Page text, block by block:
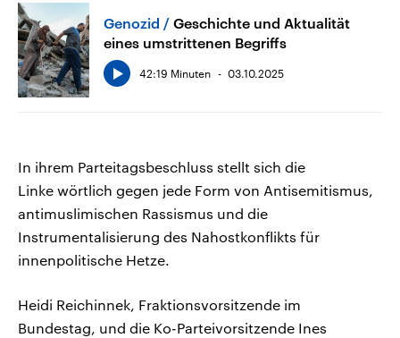
Genozid
Geschichte und Aktualität
eines umstrittenen Begriffs
42:19 Minuten 03.10.2025
In ihrem Parteitagsbeschluss stellt sich die
Linke wörtlich gegen jede Form von Antisemitismus,
antimuslimischen Rassismus und die
Instrumentalisierung des Nahostkonflikts für
innenpolitische Hetze.
Heidi Reichinnek, Fraktionsvorsitzende im
Bundestag, und die Ko-Parteivorsitzende Ines